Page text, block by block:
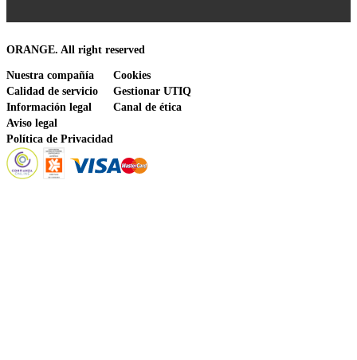
ORANGE. All right reserved
Nuestra compañía
Calidad de servicio
Información legal
Aviso legal
Política de Privacidad
Cookies
Gestionar UTIQ
Canal de ética